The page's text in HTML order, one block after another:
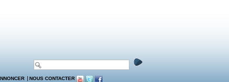
NOUS CONTACTER